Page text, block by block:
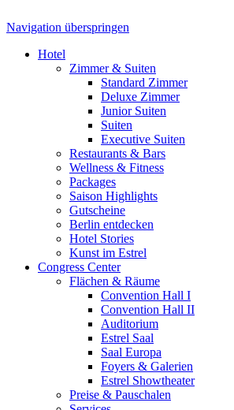
Navigation überspringen
Hotel
Zimmer & Suiten
Standard Zimmer
Deluxe Zimmer
Junior Suiten
Suiten
Executive Suiten
Restaurants & Bars
Wellness & Fitness
Packages
Saison Highlights
Gutscheine
Berlin entdecken
Hotel Stories
Kunst im Estrel
Congress Center
Flächen & Räume
Convention Hall I
Convention Hall II
Auditorium
Estrel Saal
Saal Europa
Foyers & Galerien
Estrel Showtheater
Preise & Pauschalen